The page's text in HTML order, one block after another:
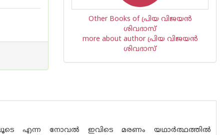
Other Books of പ്രിയ വിജയന്‍
ശിവദാസ്
more about author പ്രിയ വിജയന്‍
ശിവദാസ്
എന്ന നോവൽ ഇവിടെ മരണം യഥാർത്ഥത്തിൽ